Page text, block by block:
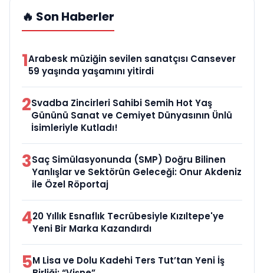
🔥 Son Haberler
1Arabesk müziğin sevilen sanatçısı Cansever
59 yaşında yaşamını yitirdi
2Svadba Zincirleri Sahibi Semih Hot Yaş
Gününü Sanat ve Cemiyet Dünyasının Ünlü
İsimleriyle Kutladı!
3Saç Simülasyonunda (SMP) Doğru Bilinen
Yanlışlar ve Sektörün Geleceği: Onur Akdeniz
ile Özel Röportaj
420 Yıllık Esnaflık Tecrübesiyle Kızıltepe'ye
Yeni Bir Marka Kazandırdı
5M Lisa ve Dolu Kadehi Ters Tut’tan Yeni İş